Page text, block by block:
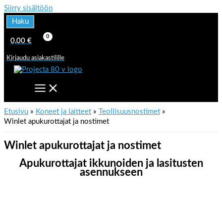
Siirry sisältöön
Haku
0,00 €
Kirjaudu asiakastilille
Etusivu Koneet ja laitteet
Teollisuusnostimet
Winlet apukurottajat ja nostimet
Winlet apukurottajat ja nostimet
Apukurottajat ikkunoiden ja lasitusten
asennukseen